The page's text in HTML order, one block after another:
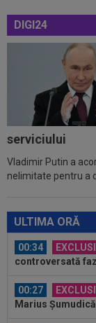
DIGI24
serviciului
Vladimir Putin a
nelimitate pentru a
ULTIMA ORĂ
00:02
Angelescu a
OFICIAL
”Nu am putut
00:00
Rușii îl
Europenelor: ”Va
00:46 VIDEO
Rapid: ”Mamă,
anunțul ÎN
00:34
controversată
00:27
Marius